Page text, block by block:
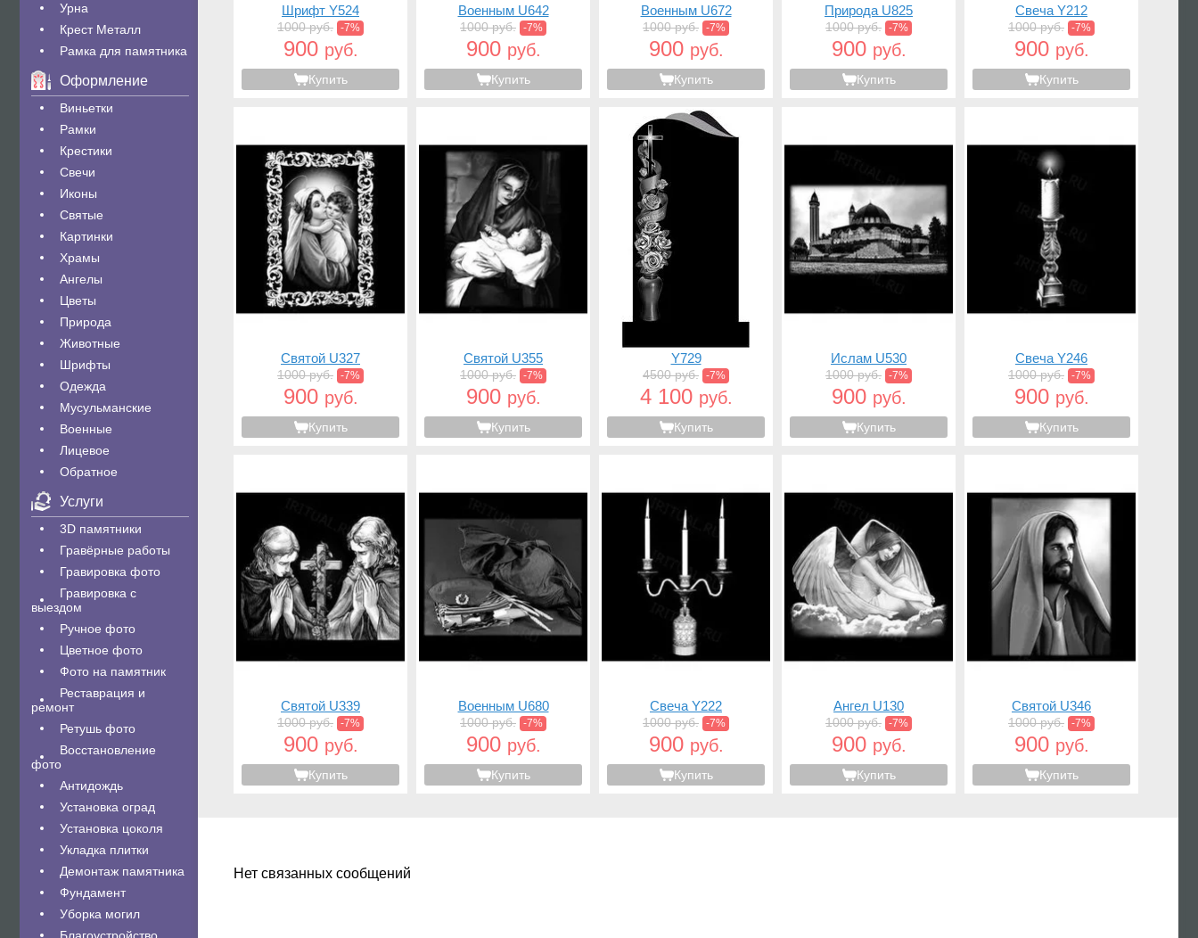
Урна
Крест Металл
Рамка для памятника
Оформление
Виньетки
Рамки
Крестики
Свечи
Иконы
Святые
Картинки
Храмы
Ангелы
Цветы
Природа
Животные
Шрифты
Одежда
Мусульманские
Военные
Лицевое
Обратное
Услуги
3D памятники
Гравëрные работы
Гравировка фото
Гравировка с
выездом
Ручное фото
Цветное фото
Фото на памятник
Реставрация и
ремонт
Ретушь фото
Восстановление
фото
Антидождь
Установка оград
Установка цоколя
Укладка плитки
Демонтаж памятника
Фундамент
Уборка могил
Шрифт Y524
1000 руб. -7%
900 руб.
Купить
Военным U642
1000 руб. -7%
900 руб.
Купить
Военным U672
1000 руб. -7%
900 руб.
Купить
Природа U825
1000 руб. -7%
900 руб.
Купить
Свеча Y212
1000 руб. -7%
900 руб.
Купить
Святой U327
1000 руб. -7%
900 руб.
Купить
Святой U355
1000 руб. -7%
900 руб.
Купить
Y729
4500 руб. -7%
4 100 руб.
Купить
Ислам U530
1000 руб. -7%
900 руб.
Купить
Свеча Y246
1000 руб. -7%
900 руб.
Купить
Святой U339
1000 руб. -7%
900 руб.
Купить
Военным U680
1000 руб. -7%
900 руб.
Купить
Свеча Y222
1000 руб. -7%
900 руб.
Купить
Ангел U130
1000 руб. -7%
900 руб.
Купить
Святой U346
1000 руб. -7%
900 руб.
Купить
Нет связанных сообщений